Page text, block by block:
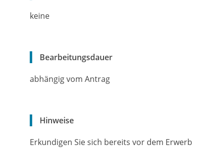
keine
Bearbeitungsdauer
abhängig vom Antrag
Hinweise
Erkundigen Sie sich bereits vor dem Erwerb